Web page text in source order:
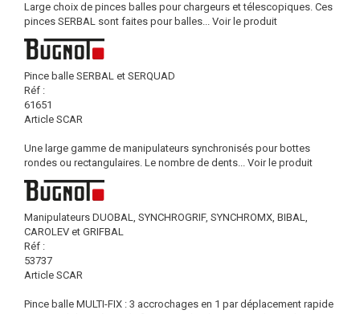
Large choix de pinces balles pour chargeurs et télescopiques. Ces
pinces SERBAL sont faites pour balles... Voir le produit
Pince balle SERBAL et SERQUAD
Réf :
61651
Article SCAR
Une large gamme de manipulateurs synchronisés pour bottes
rondes ou rectangulaires. Le nombre de dents... Voir le produit
Manipulateurs DUOBAL, SYNCHROGRIF, SYNCHROMX, BIBAL,
CAROLEV et GRIFBAL
Réf :
53737
Article SCAR
Pince balle MULTI-FIX : 3 accrochages en 1 par déplacement rapide